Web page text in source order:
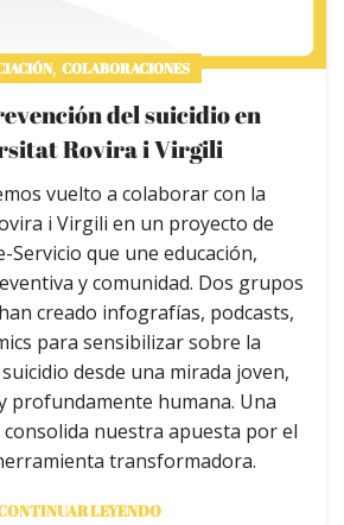
, COLABORACIONES
del suicidio en
Rovira i Virgili
vuelto a colaborar con la
i Virgili en un proyecto de
Servicio que une educación,
y comunidad. Dos grupos
creado infografías, podcasts,
para sensibilizar sobre la
desde una mirada joven,
profundamente humana. Una
nuestra apuesta por el
transformadora.
LEYENDO